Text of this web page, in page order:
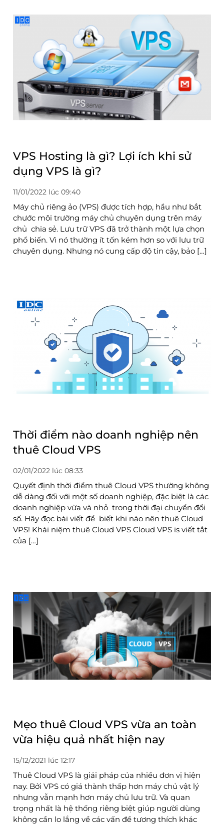
VPS Hosting là gì? Lợi ích khi sử
dụng VPS là gì?
11/01/2022 lúc 09:40
Máy chủ riêng ảo (VPS) được tích hợp, hầu như bắt
chước môi trường máy chủ chuyên dụng trên máy
chủ chia sẻ. Lưu trữ VPS đã trở thành một lựa chọn
phổ biến. Vì nó thường ít tốn kém hơn so với lưu trữ
chuyên dụng. Nhưng nó cung cấp độ tin cậy, bảo […]
Thời điểm nào doanh nghiệp nên
thuê Cloud VPS
02/01/2022 lúc 08:33
Quyết định thời điểm thuê Cloud VPS thường không
dễ dàng đối với một số doanh nghiệp, đặc biệt là các
doanh nghiệp vừa và nhỏ trong thời đại chuyển đổi
số. Hãy đọc bài viết để biết khi nào nên thuê Cloud
VPS! Khái niệm thuê Cloud VPS Cloud VPS is viết tắt
của […]
Mẹo thuê Cloud VPS vừa an toàn
vừa hiệu quả nhất hiện nay
15/12/2021 lúc 12:17
Thuê Cloud VPS là giải pháp của nhiều đơn vị hiện
nay. Bởi VPS có giá thành thấp hơn máy chủ vật lý
nhưng vẫn mạnh hơn máy chủ lưu trữ. Và quan
trọng nhất là hệ thống riêng biệt giúp người dùng
không cần lo lắng về các vấn đề tương thích khác